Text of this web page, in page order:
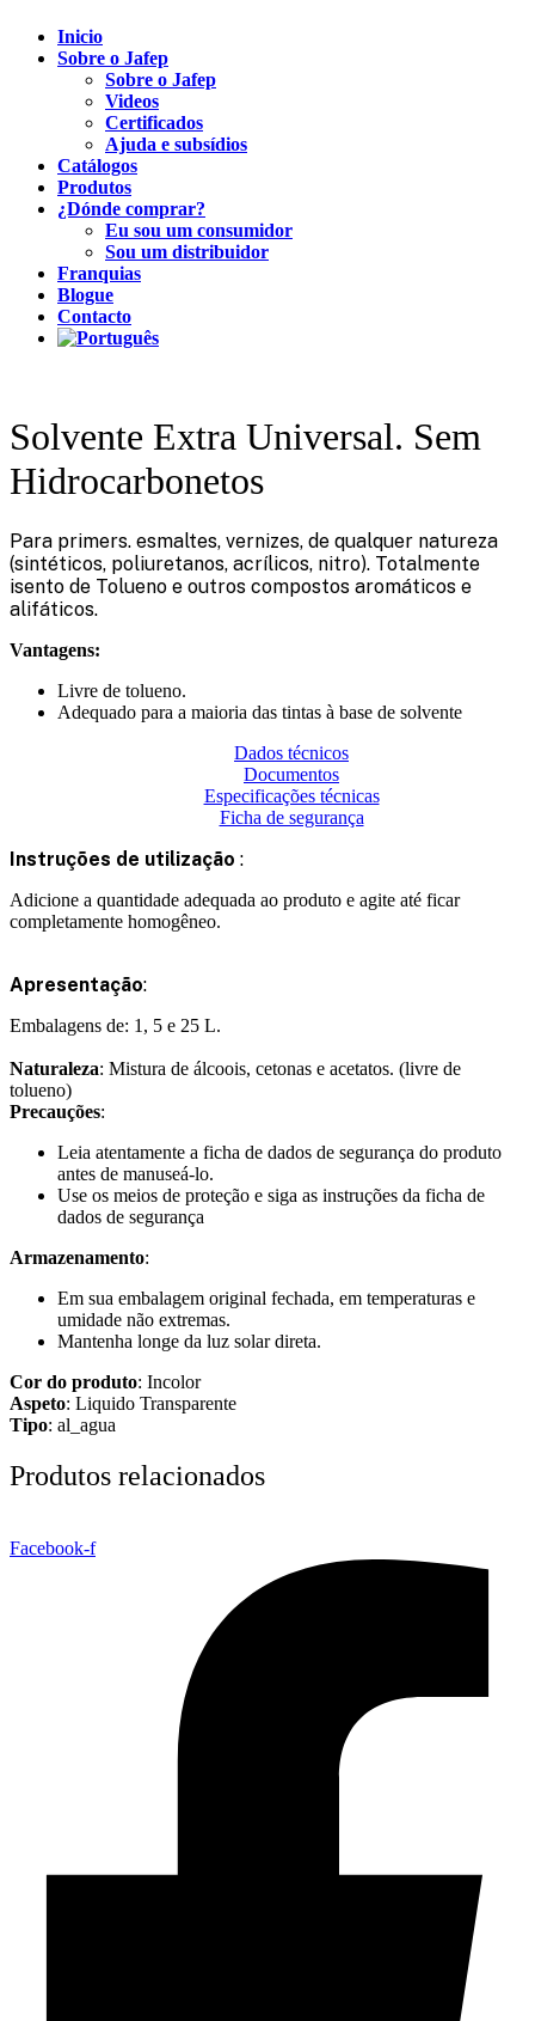
Inicio
Sobre o Jafep
Sobre o Jafep
Videos
Certificados
Ajuda e subsídios
Catálogos
Produtos
¿Dónde comprar?
Eu sou um consumidor
Sou um distribuidor
Franquias
Blogue
Contacto
Solvente Extra Universal. Sem
Hidrocarbonetos
Para primers. esmaltes, vernizes, de qualquer natureza
(sintéticos, poliuretanos, acrílicos, nitro). Totalmente
isento de Tolueno e outros compostos aromáticos e
alifáticos.
Vantagens:
Livre de tolueno.
Adequado para a maioria das tintas à base de solvente
Dados técnicos
Documentos
Especificações técnicas
Ficha de segurança
Instruções de utilização :
Adicione a quantidade adequada ao produto e agite até ficar
completamente homogêneo.
Apresentação:
Embalagens de: 1, 5 e 25 L.
Naturaleza: Mistura de álcoois, cetonas e acetatos. (livre de
tolueno)
Precauções:
Leia atentamente a ficha de dados de segurança do produto
antes de manuseá-lo.
Use os meios de proteção e siga as instruções da ficha de
dados de segurança
Armazenamento:
Em sua embalagem original fechada, em temperaturas e
umidade não extremas.
Mantenha longe da luz solar direta.
Cor do produto: Incolor
Aspeto: Liquido Transparente
Tipo: al_agua
Produtos relacionados
Facebook-f